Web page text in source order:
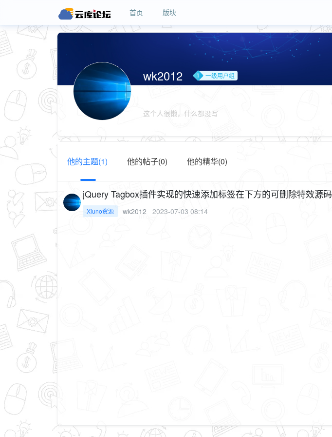
首页 版块
wk2012 一级用户组
这个人很懒，什么都没写
他的主题(1) 他的帖子(0) 他的精华(0)
jQuery Tagbox插件实现的快速添加标签在下方的可删除特效源码
Xiuno资源 wk2012 2023-07-03 08:14